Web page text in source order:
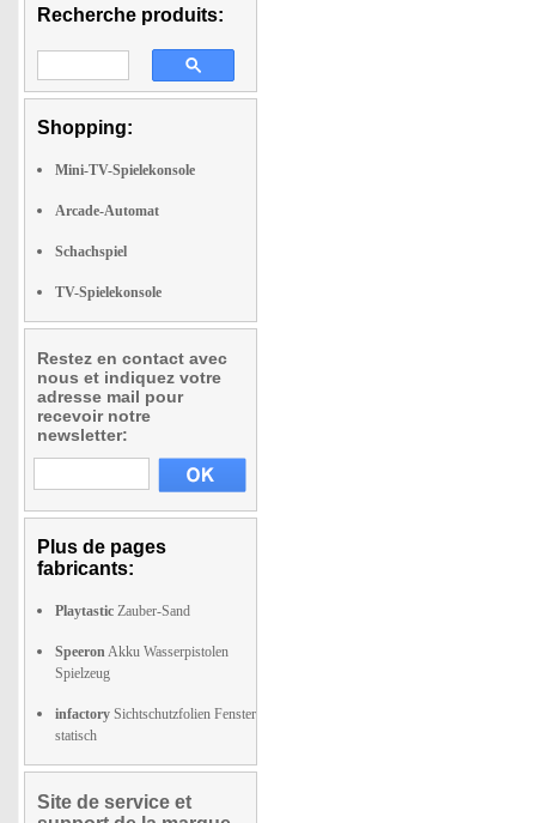
Recherche produits:
Shopping:
Mini-TV-Spielekonsole
Arcade-Automat
Schachspiel
TV-Spielekonsole
Restez en contact avec
nous et indiquez votre
adresse mail pour
recevoir notre
newsletter:
Plus de pages
fabricants:
Playtastic Zauber-Sand
SpeeronAkku Wasserpistolen
Spielzeug
infactory Sichtschutzfolien Fenster
statisch
Site de service et